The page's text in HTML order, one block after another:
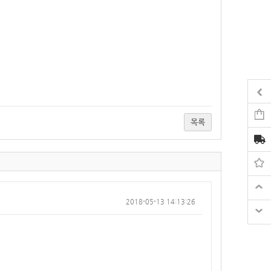
목록
2018-05-13 14:13:26